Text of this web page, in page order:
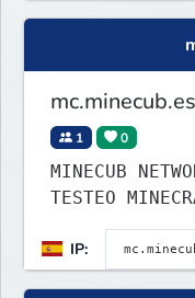
mc.minecub.es
1 0
MINECUB
TESTEO
IP: